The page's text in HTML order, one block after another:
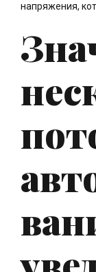
напряжения,